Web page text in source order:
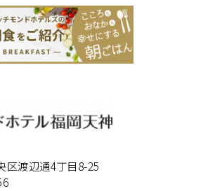
区渡辺通4丁目8-25